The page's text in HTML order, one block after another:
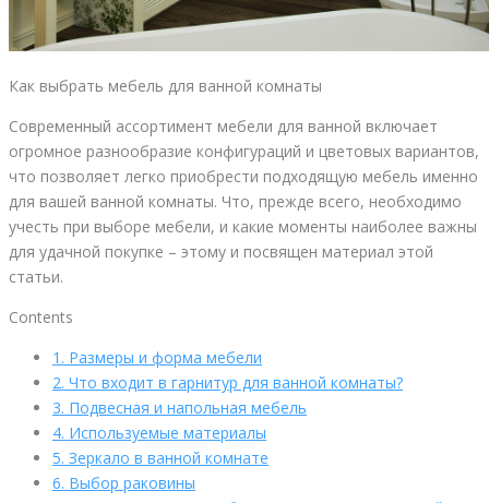
Как выбрать мебель для ванной комнаты
Современный ассортимент мебели для ванной включает
огромное разнообразие конфигураций и цветовых вариантов,
что позволяет легко приобрести подходящую мебель именно
для вашей ванной комнаты. Что, прежде всего, необходимо
учесть при выборе мебели, и какие моменты наиболее важны
для удачной покупке – этому и посвящен материал этой
статьи.
Contents
1. Размеры и форма мебели
2. Что входит в гарнитур для ванной комнаты?
3. Подвесная и напольная мебель
4. Используемые материалы
5. Зеркало в ванной комнате
6. Выбор раковины